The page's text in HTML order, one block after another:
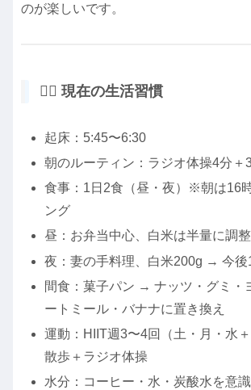
のが楽しいです。
🧘‍♂️ 現在の生活習慣
起床：5:45〜6:30
朝のルーティン：ラジオ体操4分＋
食事：1日2食（昼・夜）※朝は16
ング
昼：お弁当中心、白米は半量に調
夜：妻の手料理、白米200g → 今後
間食：菓子パン → ナッツ・グミ・
ートミール・バナナに置き換え
運動：HIIT週3〜4回（土・月・水
散歩＋ラジオ体操
水分：コーヒー・水・炭酸水を意